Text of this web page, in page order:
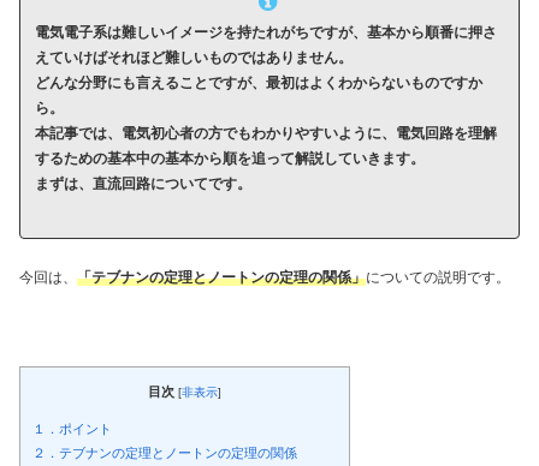
電気電子系は難しいイメージを持たれがちですが、基本から順番に押さ
えていけばそれほど難しいものではありません。
どんな分野にも言えることですが、最初はよくわからないものですか
ら。
本記事では、電気初心者の方でもわかりやすいように、電気回路を理解
するための基本中の基本から順を追って解説していきます。
まずは、直流回路についてです。
今回は、 「テブナンの定理とノートンの定理の関係」についての説明です。
目次 [非表示]
１．ポイント
２．テブナンの定理とノートンの定理の関係